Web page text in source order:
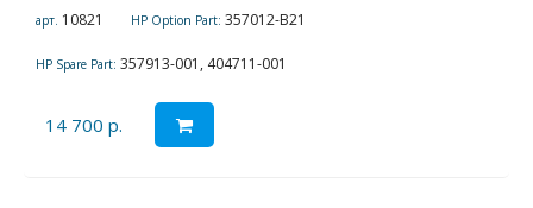
арт. 10821 HP Option Part: 357012-B21
HP Spare Part: 357913-001, 404711-001
14 700 р.